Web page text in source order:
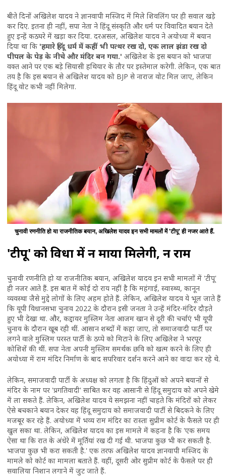
बीते दिनों अखिलेश यादव ने ज्ञानवापी मस्जिद में मिले शिवलिंग पर ही सवाल खड़े
कर दिए. इतना ही नहीं, सपा नेता ने हिंदू संस्कृति और धर्म पर विवादित बयान देते
हुए इन्हें कठघरे में खड़ा कर दिया. दरअसल, अखिलेश यादव ने अयोध्या में बयान
दिया था कि 'हमारे हिंदू धर्म में कहीं भी पत्थर रख दो, एक लाल झंडा रख दो
पीपल के पेड़ के नीचे और मंदिर बन गया.' अखिलेश के इस बयान को भाजपा
वक्त आने पर एक बड़े सियासी हथियार के तौर पर इस्तेमाल करेगी. लेकिन, एक बात
तय है कि इस बयान से अखिलेश यादव को BJP से नाराज वोट मिल जाए, लेकिन
हिंदू वोट कभी नहीं मिलेगा.
चुनावी रणनीति हो या राजनीतिक बयान, अखिलेश यादव इन सभी मामलों में 'टीपू' ही नजर आते हैं.
'टीपू' को दुविधा में न माया मिलेगी, न राम
चुनावी रणनीति हो या राजनीतिक बयान, अखिलेश यादव इन सभी मामलों में 'टीपू'
ही नजर आते हैं. इस बात में कोई दो राय नहीं है कि महंगाई, स्वास्थ्य, कानून
व्यवस्था जैसे मुद्दे लोगों के लिए अहम होते हैं. लेकिन, अखिलेश यादव ये भूल जाते हैं
कि यूपी विधानसभा चुनाव 2022 के दौरान इसी जनता ने उन्हें मंदिर-मंदिर दौड़ते
हुए भी देखा था. और, कद्दावर मुस्लिम नेता आजम खान से दूरी की चर्चाएं भी यूपी
चुनाव के दौरान खूब रही थीं. आसान शब्दों में कहा जाए, तो समाजवादी पार्टी पर
लगने वाले मुस्लिम परस्त पार्टी के ठप्पे को मिटाने के लिए अखिलेश ने भरपूर
कोशिशें की थीं. सपा नेता अपनी मुस्लिम समर्थक छवि को खत्म करने के लिए ही
अयोध्या में राम मंदिर निर्माण के बाद सपरिवार दर्शन करने आने का वादा कर रहे थे.
लेकिन, समाजवादी पार्टी के अध्यक्ष को लगता है कि हिंदुओं को अपने बयानों से
मंदिर के नाम पर 'प्रगतिवादी' साबित कर वह आसानी से हिंदू समुदाय को अपने खेमे
में ला सकते हैं. लेकिन, अखिलेश यादव ये समझना नहीं चाहते कि मंदिरों को लेकर
ऐसे बचकाने बयान देकर वह हिंदू समुदाय को समाजवादी पार्टी से बिदकने के लिए
मजबूर कर रहे हैं. अयोध्या में भव्य राम मंदिर का रास्ता सुप्रीम कोर्ट के फैसले पर ही
खुल सका था. लेकिन, अखिलेश यादव का इस मामले में कहना है कि 'एक समय
ऐसा था कि रात के अंधेरे में मूर्तियां रख दी गई थी. भाजपा कुछ भी कर सकती है.
भाजपा कुछ भी करा सकती है.' एक तरफ अखिलेश यादव ज्ञानवापी मस्जिद के
मामले को कोर्ट का मामला बताते हैं. वहीं, दूसरी ओर सुप्रीम कोर्ट के फैसले पर ही
सवालिया निशान लगाने में जुट जाते हैं.